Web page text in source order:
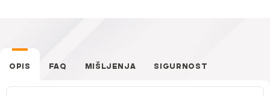
OPIS FAQ MIŠLJENJA SIGURNOST